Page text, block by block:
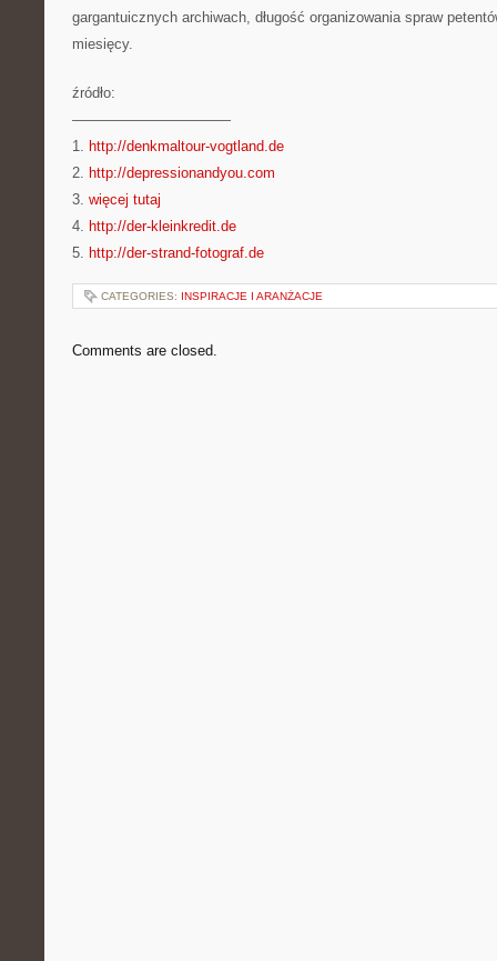
gargantuicznych archiwach, długość organizowania spraw
miesięcy.
źródło:
———————————
1. http://denkmaltour-vogtland.de
2. http://depressionandyou.com
3. więcej tutaj
4. http://der-kleinkredit.de
5. http://der-strand-fotograf.de
CATEGORIES: INSPIRACJE I ARANŻACJE
Comments are closed.